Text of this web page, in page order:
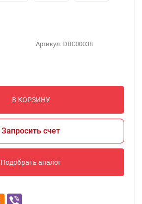
Артикул: DBC00038
В КОРЗИНУ
Запросить счет
Подобрать аналог